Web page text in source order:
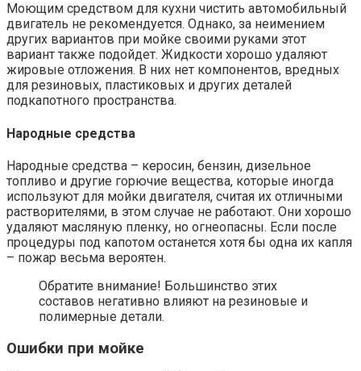
Моющим средством для кухни чистить автомобильный
двигатель не рекомендуется. Однако, за неимением
других вариантов при мойке своими руками этот
вариант также подойдет. Жидкости хорошо удаляют
жировые отложения. В них нет компонентов, вредных
для резиновых, пластиковых и других деталей
подкапотного пространства.
Народные средства
Народные средства – керосин, бензин, дизельное
топливо и другие горючие вещества, которые иногда
используют для мойки двигателя, считая их отличными
растворителями, в этом случае не работают. Они хорошо
удаляют масляную пленку, но огнеопасны. Если после
процедуры под капотом останется хотя бы одна их капля
– пожар весьма вероятен.
Обратите внимание! Большинство этих
составов негативно влияют на резиновые и
полимерные детали.
Ошибки при мойке